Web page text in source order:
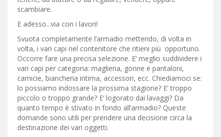
scambiare.
E adesso...via con i lavori!
Svuota completamente l’armadio mettendo, di volta in
volta, i vari capi nel contenitore che ritieni più opportuno.
Occorre fare una precisa selezione. E’ meglio suddividere i
vari capi per categoria: maglieria, gonne e pantaloni,
camicie, biancheria intima, accessori, ecc. Chiediamoci se:
lo possiamo indossare la prossima stagione? E’ troppo
piccolo o troppo grande? E’ logorato dai lavaggi? Da
quanto tempo è stivato in fondo all’armadio? Queste
domande sono utili per prendere una decisione circa la
destinazione dei vari oggetti.